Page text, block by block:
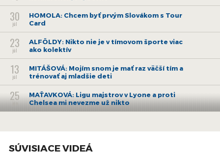
30
júl
HOMOLA: Chcem byť prvým Slovákom s Tour
Card
23
júl
ALFÖLDY: Nikto nie je v tímovom športe viac
ako kolektív
13
júl
MITÁŠOVÁ: Mojím snom je mať raz väčší tím a
trénovať aj mladšie deti
25
jún
MAŤAVKOVÁ: Ligu majstrov v Lyone a proti
Chelsea mi nevezme už nikto
26
HUDEC: Tréner Mitu je dynamický, od neho ide
SÚVISIACE VIDEÁ